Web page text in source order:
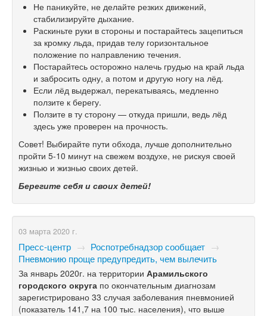
Не паникуйте, не делайте резких движений,
стабилизируйте дыхание.
Раскиньте руки в стороны и постарайтесь зацепиться
за кромку льда, придав телу горизонтальное
положение по направлению течения.
Постарайтесь осторожно налечь грудью на край льда
и забросить одну, а потом и другую ногу на лёд.
Если лёд выдержал, перекатываясь, медленно
ползите к берегу.
Ползите в ту сторону — откуда пришли, ведь лёд
здесь уже проверен на прочность.
Совет! Выбирайте пути обхода, лучше дополнительно
пройти 5-10 минут на свежем воздухе, не рискуя своей
жизнью и жизнью своих детей.
Берегите себя и своих детей!
03 марта 2020 г.
Пресс-центр → Роспотребнадзор сообщает →
Пневмонию проще предупредить, чем вылечить
За январь 2020г. на территории Арамильского
городского округа по окончательным диагнозам
зарегистрировано 33 случая заболевания пневмонией
(показатель 141,7 на 100 тыс. населения), что выше